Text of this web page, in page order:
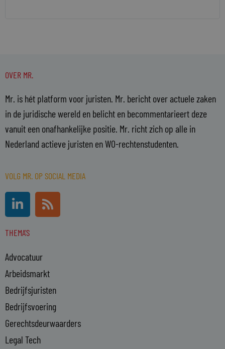
OVER MR.
Mr. is hét platform voor juristen. Mr. bericht over actuele zaken
in de juridische wereld en belicht en becommentarieert deze
vanuit een onafhankelijke positie. Mr. richt zich op alle in
Nederland actieve juristen en WO-rechtenstudenten.
VOLG MR. OP SOCIAL MEDIA
L
i
n
k
d
i
n
-
i
n
R
s
s
THEMA'S
Advocatuur
Arbeidsmarkt
Bedrijfsjuristen
Bedrijfsvoering
Gerechtsdeurwaarders
Legal Tech